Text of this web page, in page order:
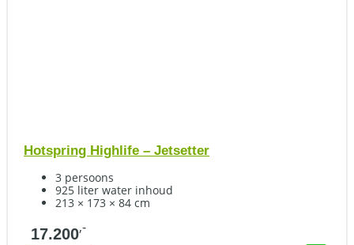
Hotspring Highlife – Jetsetter
3 persoons
925 liter water inhoud
213 × 173 × 84 cm
17.200,-